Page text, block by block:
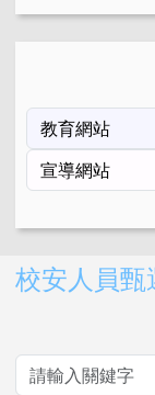
右邊區域
校安人員甄